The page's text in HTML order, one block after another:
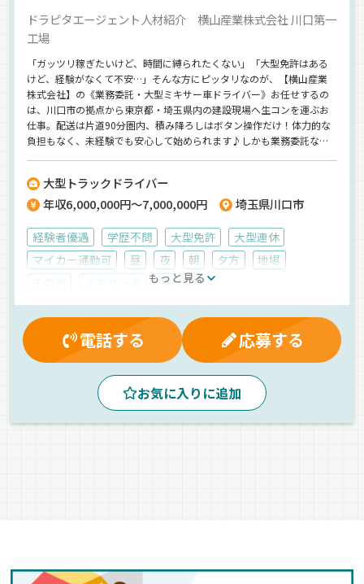
ドラピタエージェント人材紹介 横山産業株式会社 川口第一
工場
「ガッツリ稼ぎたいけど、時間に縛られたくない」「大型免許はある
けど、経験がなくて不安…」そんな方にピッタリなのが、【横山産業
株式会社】の《業務委託・大型ミキサー車ドライバー》お任せするの
は、川口市の拠点から東京都・埼玉県内の建設現場へ生コンを運ぶお
仕事。配送は片道90分圏内、積み降ろしはボタン操作だけ！体力的な
負担もなく、未経験でも安心して始められます♪しかも業務委託なの
ており、異業種からの転職も歓迎です◎【横山産業株式会社】でのお
仕事ですが、応募はドラピタエージェントを通じてのご紹介になりま
大型トラックドライバー
年収6,000,000円～7,000,000円
埼玉県川口市
経験者優遇 学歴不問 大型免許
大型連休
マイカー通勤可
昼 夜 朝 夕方
地場
業務委託
もっと見る
電話する 応募する
お気に入りに追加